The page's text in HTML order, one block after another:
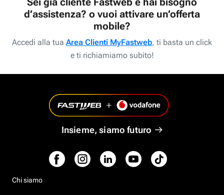
d’assistenza? o vuoi attivare un’offerta
mobile?
Accedi alla tua Area Clienti MyFastweb, ti basta un click
e ti richiamiamo subito!
Insieme, siamo futuro
Chi siamo